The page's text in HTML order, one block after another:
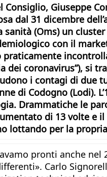
Consiglio, Giuseppe
dal 31 dicembre
sanità (Oms) un
con il
dei coronavirus”), si
i contagi di
di Codogno (Lodi).
Drammatiche le
di 13 volte e
lottando per la
pronti anche
Carlo